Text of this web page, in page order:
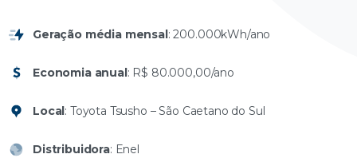
Geração média mensal: 200.000kWh/ano
Economia anual: R$ 80.000,00/ano
Local: Toyota Tsusho – São Caetano do Sul
Distribuidora: Enel